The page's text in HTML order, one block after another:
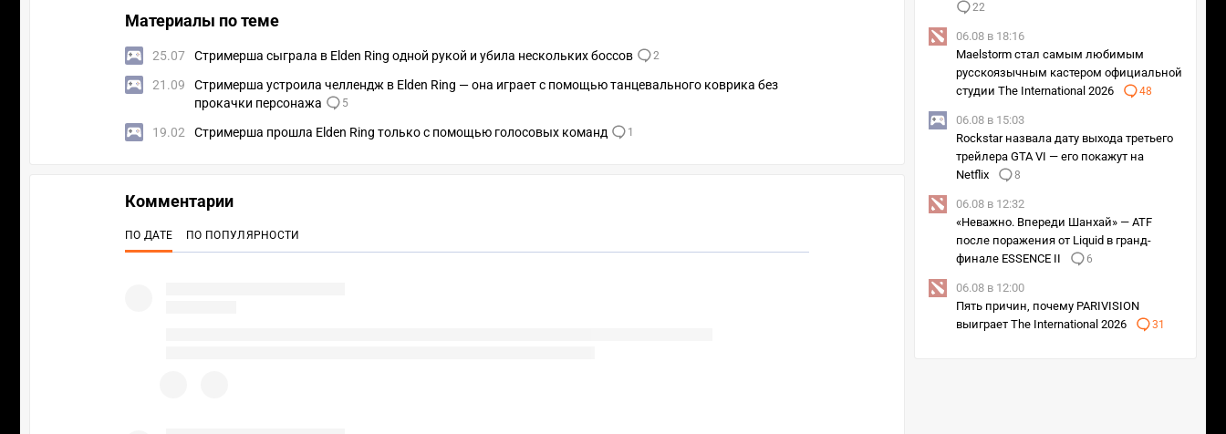
Материалы по теме
25.07 Стримерша сыграла в Elden Ring одной рукой и убила нескольких боссов 2
21.09
Стримерша устроила челлендж в Elden Ring — она играет с помощью танцевального коврика без
прокачки персонажа
5
19.02 Стримерша прошла Elden Ring только с помощью голосовых команд 1
22
06.08 в 18:16
Maelstorm стал самым любимым
русскоязычным кастером официальной
студии The International 2026
48
06.08 в 15:03
Rockstar назвала дату выхода третьего
трейлера GTA VI — его покажут на
Netflix
8
06.08 в 12:32
«Неважно. Впереди Шанхай» — ATF
после поражения от Liquid в гранд-
финале ESSENCE II
6
06.08 в 12:00
Пять причин, почему PARIVISION
выиграет The International 2026
31
Комментарии
ПО ДАТЕ ПО ПОПУЛЯРНОСТИ